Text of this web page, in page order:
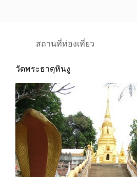
สถานที่ท่องเที่ยว
วัดพระธาตุหินงู